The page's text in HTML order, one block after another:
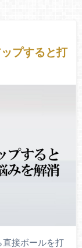
プすると打
直接ボールを打